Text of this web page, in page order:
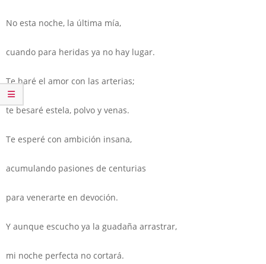
No esta noche, la última mía,
cuando para heridas ya no hay lugar.
Te haré el amor con las arterias;
te besaré estela, polvo y venas.
Te esperé con ambición insana,
acumulando pasiones de centurias
para venerarte en devoción.
Y aunque escucho ya la guadaña arrastrar,
mi noche perfecta no cortará.